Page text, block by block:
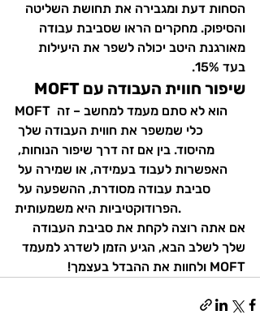
הסחות דעת ומגבירה את תחושת השליטה
והסיפוק. מחקרים הראו שסביבת עבודה
מאורגנת היטב יכולה לשפר את היעילות
בעד 15%.
שיפור חווית העבודה עם MOFT
MOFT הוא לא סתם מעמד למחשב – זה
כלי שמשפר את חווית העבודה שלך
מהיסוד. בין אם זה דרך שיפור הנוחות,
האפשרות לעבוד בעמידה, או שמירה על
סביבת עבודה מסודרת, ההשפעה על
הפרודוקטיביות היא משמעותית.
אם אתה רוצה לקחת את סביבת העבודה
שלך לשלב הבא, הגיע הזמן לשדרג למעמד
MOFT ולחוות את ההבדל בעצמך!